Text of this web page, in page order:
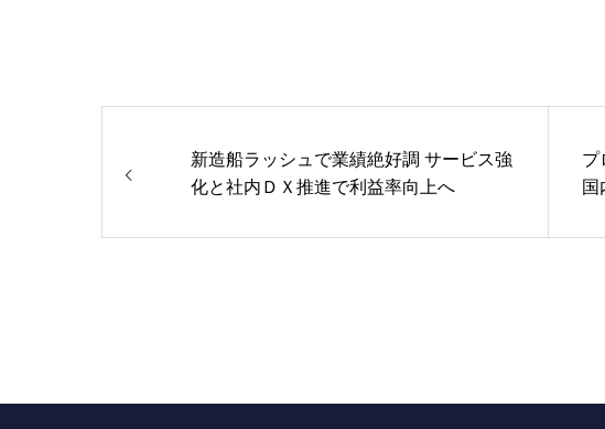
新造船ラッシュで業績絶好調 サービス強
化と社内ＤＸ推進で利益率向上へ
プ
国